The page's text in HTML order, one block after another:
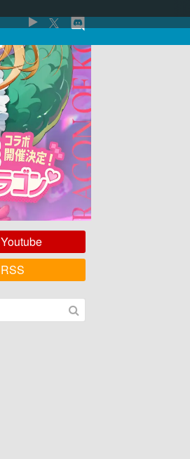
Youtube
RSS